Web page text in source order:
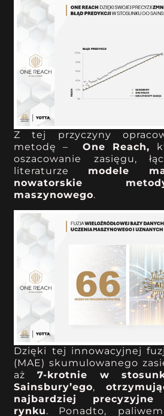
Z tej przyczyny
metodę –
One Reach,
oszacowanie zasięgu,
literaturze modele
nowatorskie
maszynowego.
Dzięki tej innowacyjnej
(MAE) skumulowanego
aż7-krotnie w
Sainsbury’ego,
najbardziej
rynku. Ponadto,